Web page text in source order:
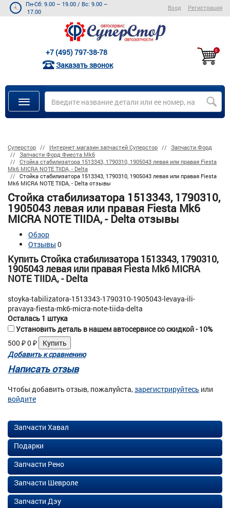
Пн-Сб: 9.00 – 19.00 / Вс: 9.00 –
17.00
Вход Регистрация
+7 (495) 797-38-78
Заказать звонок
0
Суперстор Интернет магазин запчастей Суперстор
Запчасти Форд
Запчасти Форд Фиеста Mk6
Стойка стабилизатора 1513343, 1790310, 1905043 левая или правая Fiesta
Mk6 MICRA NOTE TIIDA, - Delta
Стойка стабилизатора 1513343, 1790310, 1905043 левая или правая Fiesta
Mk6 MICRA NOTE TIIDA, - Delta отзывы
Стойка стабилизатора 1513343, 1790310,
1905043 левая или правая Fiesta Mk6
MICRA NOTE TIIDA, - Delta отзывы
Обзор
Отзывы 0
Купить Стойка стабилизатора 1513343, 1790310,
1905043 левая или правая Fiesta Mk6 MICRA
NOTE TIIDA, - Delta
stoyka-tabilizatora-1513343-1790310-1905043-levaya-ili-
pravaya-fiesta-mk6-micra-note-tiida-delta
Осталась 1 штука
Установить деталь в нашем автосервисе со скидкой - 10%
500₽0₽
Добавить к сравнению
Написать отзыв
Чтобы добавить отзыв, пожалуйста,зарегистрируйтесь или
войдите
Запчасти Хавал
Подарки
Запчасти Рено
Запчасти Шевроле
Запчасти Дэу